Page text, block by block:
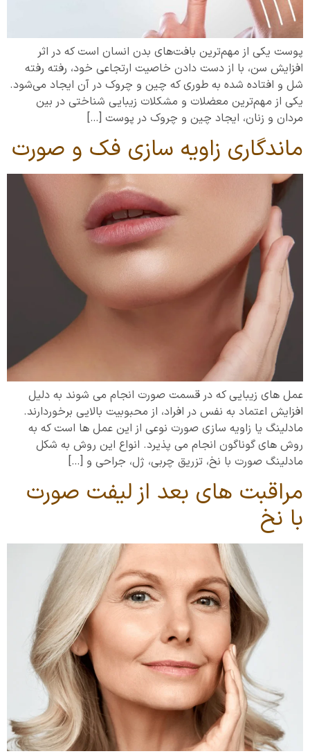
پوست یکی از مهم‌ترین بافت‌های بدن انسان است که در اثر
افزایش سن، با از دست دادن خاصیت ارتجاعی خود، رفته رفته
شل و افتاده شده به طوری که چین و چروک در آن ایجاد می‌شود.
یکی از مهم‌ترین معضلات و مشکلات زیبایی شناختی در بین
مردان و زنان، ایجاد چین و چروک در پوست […]
ماندگاری زاویه سازی فک و صورت
عمل های زیبایی ‌که در قسمت صورت انجام می شوند به دلیل
افزایش اعتماد به نفس در افراد، از محبوبیت بالایی برخوردارند.
مادلینگ یا زاویه سازی صورت نوعی از این عمل ها است که به
روش های گوناگون انجام می پذیرد. انواع این روش به شکل
مادلینگ صورت با نخ، تزریق چربی، ژل، جراحی و […]
مراقبت های بعد از لیفت صورت
با نخ